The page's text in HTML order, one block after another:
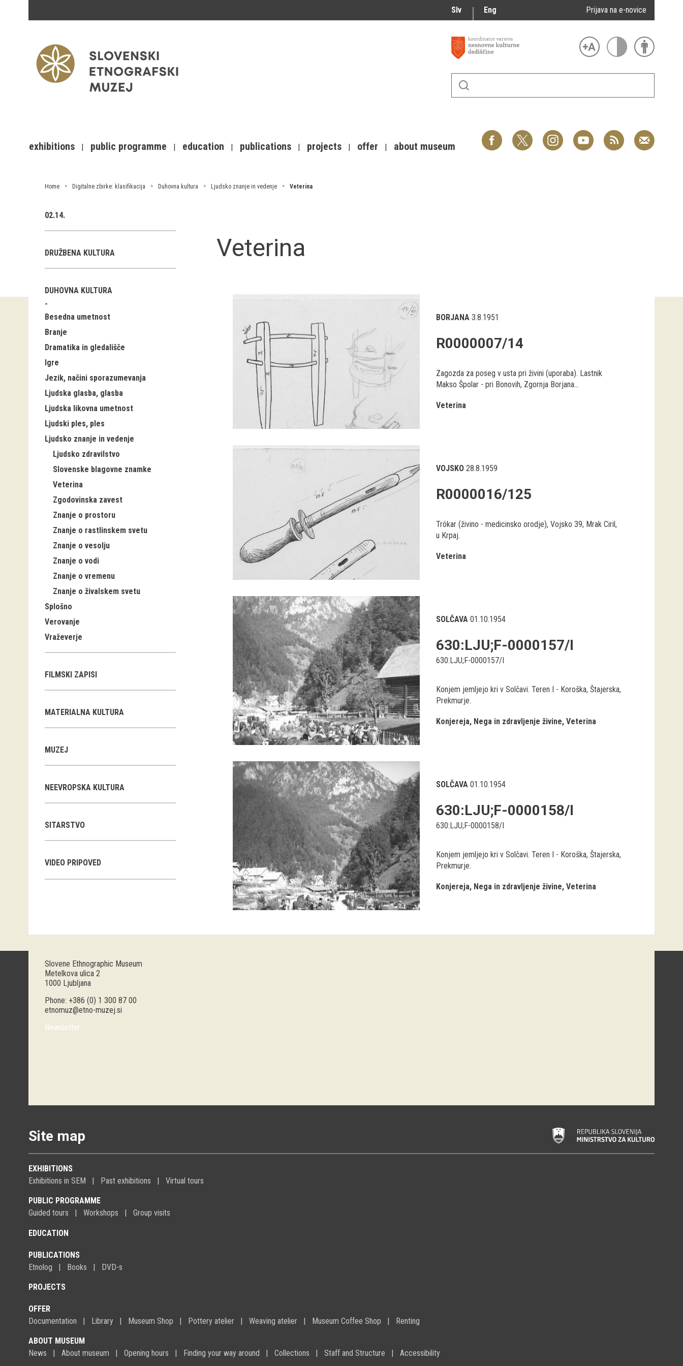
Slv Eng Prijava na e-novice
exhibitions public programme education publications projects offer about museum
Home Digitalne zbirke: klasifikacija Duhovna kultura Ljudsko znanje in vedenje Veterina
02.14.
DRUŽBENA KULTURA
DUHOVNA KULTURA
Besedna umetnost
Branje
Dramatika in gledališče
Igre
Jezik, načini sporazumevanja
Ljudska glasba, glasba
Ljudska likovna umetnost
Ljudski ples, ples
Ljudsko znanje in vedenje
Ljudsko zdravilstvo
Slovenske blagovne znamke
Veterina
Zgodovinska zavest
Znanje o prostoru
Znanje o rastlinskem svetu
Znanje o vesolju
Znanje o vodi
Znanje o vremenu
Znanje o živalskem svetu
Splošno
Verovanje
Vraževerje
FILMSKI ZAPISI
MATERIALNA KULTURA
MUZEJ
NEEVROPSKA KULTURA
SITARSTVO
VIDEO PRIPOVED
Veterina
BORJANA 3.8.1951
R0000007/14
Zagozda za poseg v usta pri živini (uporaba). Lastnik
Makso Špolar - pri Bonovih, Zgornja Borjana...
Veterina
VOJSKO 28.8.1959
R0000016/125
Trókar (živino - medicinsko orodje), Vojsko 39, Mrak Ciril,
u Krpaj.
Veterina
SOLČAVA 01.10.1954
630:LJU;F-0000157/I
630:LJU;F-0000157/I
Konjem jemljejo kri v Solčavi. Teren I - Koroška, Štajerska,
Prekmurje.
Konjereja Nega in zdravljenje živine Veterina
SOLČAVA 01.10.1954
630:LJU;F-0000158/I
630:LJU;F-0000158/I
Konjem jemljejo kri v Solčavi. Teren I - Koroška, Štajerska,
Prekmurje.
Konjereja Nega in zdravljenje živine Veterina
Slovene Ethnographic Museum
Metelkova ulica 2
1000 Ljubljana
Phone: +386 (0) 1 300 87 00
etnomuz@etno-muzej.si
Newsletter
Site map
EXHIBITIONS
Exhibitions in SEM
Past exhibitions Virtual tours
PUBLIC PROGRAMME
Guided tours
Workshops Group visits
EDUCATION
PUBLICATIONS
Etnolog
Books DVD-s
PROJECTS
OFFER
Documentation
Library Museum Shop Pottery atelier Weaving atelier Museum Coffee Shop Renting
ABOUT MUSEUM
News
About museum Opening hours Finding your way around Collections Staff and Structure Accessibility